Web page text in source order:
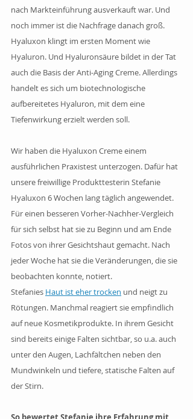
nach Markteinführung ausverkauft war. Und
noch immer ist die Nachfrage danach groß.
Hyaluxon klingt im ersten Moment wie
Hyaluron. Und Hyaluronsäure bildet in der Tat
auch die Basis der Anti-Aging Creme. Allerdings
handelt es sich um biotechnologische
aufbereitetes Hyaluron, mit dem eine
Tiefenwirkung erzielt werden soll.
Wir haben die Hyaluxon Creme einem
ausführlichen Praxistest unterzogen. Dafür hat
unsere freiwillige Produkttesterin Stefanie
Hyaluxon 6 Wochen lang täglich angewendet.
Für einen besseren Vorher-Nachher-Vergleich
für sich selbst hat sie zu Beginn und am Ende
Fotos von ihrer Gesichtshaut gemacht. Nach
jeder Woche hat sie die Veränderungen, die sie
beobachten konnte, notiert.
Stefanies Haut ist eher trocken und neigt zu
Rötungen. Manchmal reagiert sie empfindlich
auf neue Kosmetikprodukte. In ihrem Gesicht
sind bereits einige Falten sichtbar, so u.a. auch
unter den Augen, Lachfältchen neben den
Mundwinkeln und tiefere, statische Falten auf
der Stirn.